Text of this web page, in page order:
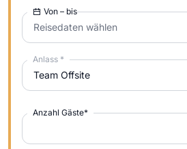
Reisedaten wählen
Von – bis
Team Offsite
Anlass *
Anzahl Gäste*